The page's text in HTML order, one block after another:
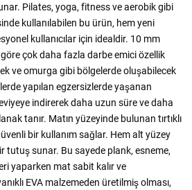
Pilates, yoga, fitness ve aerobik gibi
kullanılabilen bu ürün, hem yeni
kullanıcılar için idealdir. 10 mm
çok daha fazla darbe emici özellik
ve omurga gibi bölgelerde oluşabilecek
yapılan egzersizlerde yaşanan
indirerek daha uzun süre ve daha
tanır. Matın yüzeyinde bulunan tırtıklı
bir kullanım sağlar. Hem alt yüzey
tutuş sunar. Bu sayede plank, esneme,
yaparken mat sabit kalır ve
EVA malzemeden üretilmiş olması,